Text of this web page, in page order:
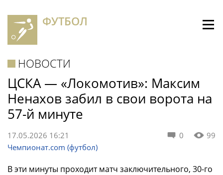
ФУТБОЛ
НОВОСТИ
ЦСКА — «Локомотив»: Максим
Ненахов забил в свои ворота на
57-й минуте
0 99
17.05.2026 16:21
Чемпионат.com (футбол)
В эти минуты проходит матч заключительного, 30-го